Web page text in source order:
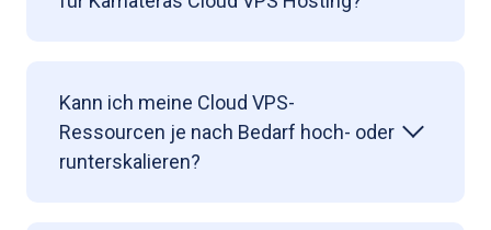
Kann ich meine Cloud VPS-
Ressourcen je nach Bedarf hoch- oder
runterskalieren?